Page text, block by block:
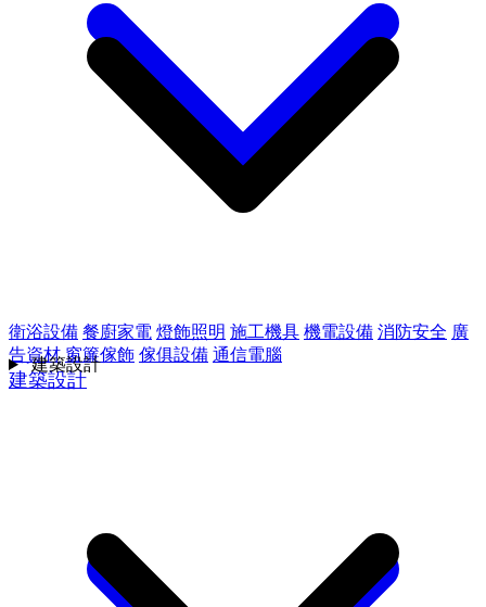
衛浴設備 餐廚家電 燈飾照明 施工機具 機電設備 消防安全 廣
告資材 窗簾傢飾 傢俱設備 通信電腦
建築設計
建築設計